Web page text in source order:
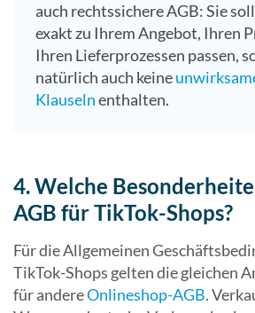
auch rechtssichere AGB: Sie
exakt zu Ihrem Angebot, Ihren
Ihren Lieferprozessen passen,
natürlich auch keine
Klauselnenthalten.
4. Welche
AGB für TikTok-Shops?
Für die Allgemeinen
TikTok-Shops gelten die gleichen
für andereOnlineshop-AGB.